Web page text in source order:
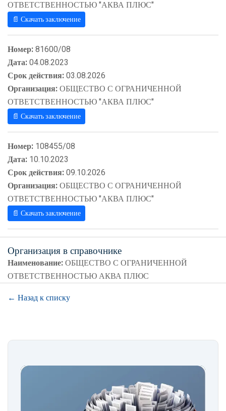
ОТВЕТСТВЕННОСТЬЮ "АКВА ПЛЮС"
📄 Скачать заключение
Номер:81600/08
Дата:04.08.2023
Срок действия:03.08.2026
Организация:ОБЩЕСТВО С ОГРАНИЧЕННОЙ
ОТВЕТСТВЕННОСТЬЮ "АКВА ПЛЮС"
📄 Скачать заключение
Номер: 108455/08
Дата: 10.10.2023
Срок действия:09.10.2026
Организация:ОБЩЕСТВО С ОГРАНИЧЕННОЙ
ОТВЕТСТВЕННОСТЬЮ "АКВА ПЛЮС"
📄 Скачать заключение
Организация в справочнике
Наименование:ОБЩЕСТВО С ОГРАНИЧЕННОЙ
ОТВЕТСТВЕННОСТЬЮ АКВА ПЛЮС
← Назад к списку